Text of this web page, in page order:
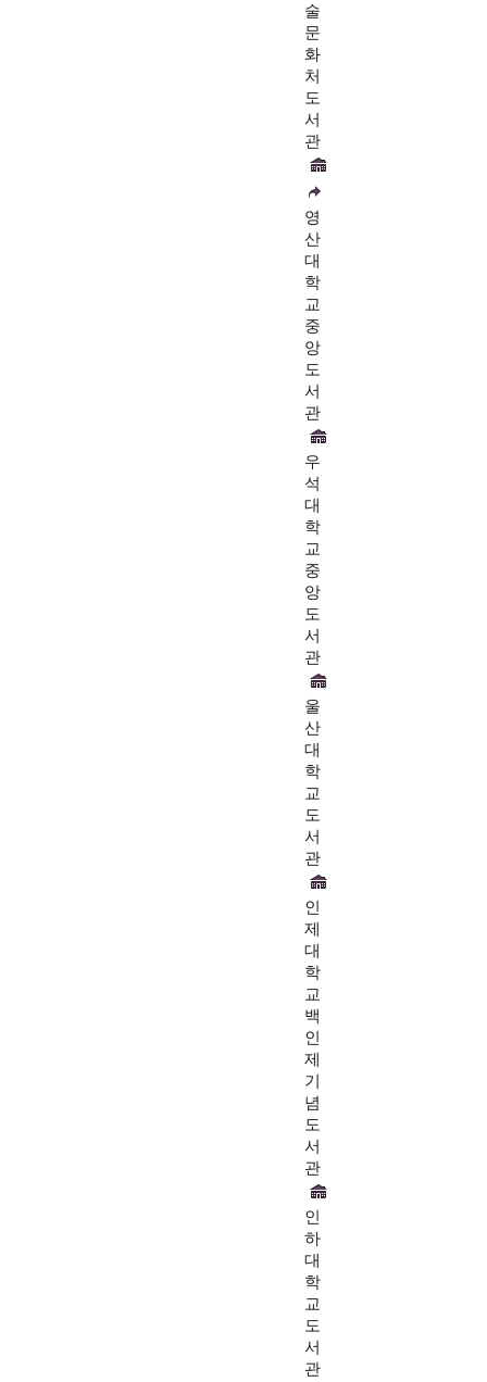
술
문
화
처
도
서
관
영
산
대
학
교
중
앙
도
서
관
우
석
대
학
교
중
앙
도
서
관
울
산
대
학
교
도
서
관
인
제
대
학
교
백
인
제
기
념
도
서
관
인
하
대
학
교
도
서
관